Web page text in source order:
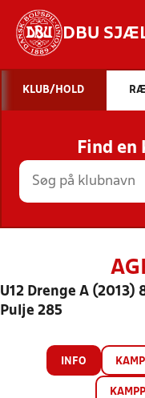
DBU
STILLINGER,
KLUB/HOLD
Find
U12 Drenge A
Pulje 285
INFO